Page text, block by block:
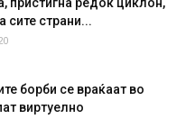
пристигна редок циклон,
сите страни...
борби се враќаат во
виртуелно